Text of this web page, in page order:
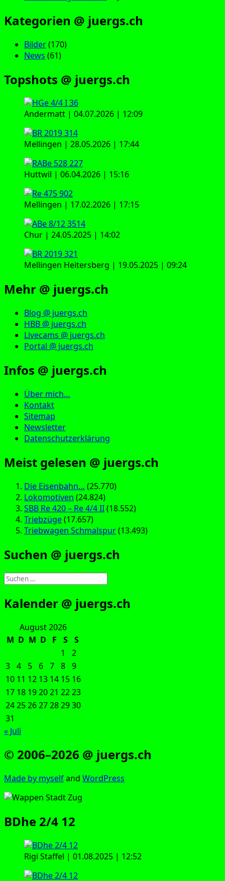
Kategorien @ juergs.ch
Bilder(170)
News (61)
Topshots @ juergs.ch
Andermatt | 04.07.2026 | 12:09
Mellingen | 28.05.2026 | 17:44
Huttwil | 06.04.2026 | 15:16
Mellingen | 17.02.2026 | 17:15
Chur | 24.05.2025 | 14:02
Mellingen Heitersberg | 19.05.2025 | 09:24
Mehr @ juergs.ch
Blog @ juergs.ch
HBB @ juergs.ch
Livecams @ juergs.ch
Portal @ juergs.ch
Infos @ juergs.ch
Über mich…
Kontakt
Sitemap
Newsletter
Datenschutzerklärung
Meist gelesen @ juergs.ch
Die Eisenbahn… (25.770)
Lokomotiven (24.824)
SBB Re 420 – Re 4/4 II(18.552)
Triebzüge(17.657)
Triebwagen Schmalspur(13.493)
Suchen @ juergs.ch
Suchen
nach:
Kalender @ juergs.ch
August 2026
M D M D F S
S
1
2
3 4 5 6 7 8 9
10 11 12 13 14 15 16
17 18 192021 2223
24252627282930
31
« Juli
© 2006–2026 @ juergs.ch
Made by mys­elfand Word­Press
BDhe 2/4 12
Rigi Staf­fel | 01.08.2025 | 12:52